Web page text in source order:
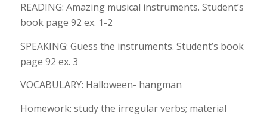
READING: Amazing musical instruments. Student’s
book page 92 ex. 1-2
SPEAKING: Guess the instruments. Student’s book
page 92 ex. 3
VOCABULARY: Halloween- hangman
Homework: study the irregular verbs; material